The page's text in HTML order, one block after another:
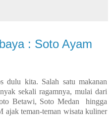
: Soto Ayam
dulu kita. Salah satu makanan
sekali ragamnya, mulai dari
Betawi, Soto Medan hingga
teman-teman wisata kuliner